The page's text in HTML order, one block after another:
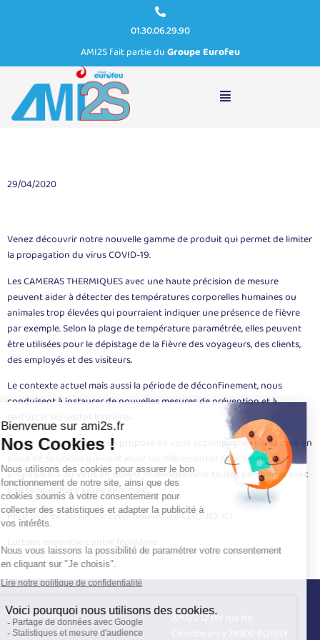
01.30.06.29.90
AMI2S fait partie duGroupe Eurofeu
29/04/2020
Venez découvrir notre nouvelle gamme de produit qui permet de limiter
la propagation du virus COVID-19.
Les CAMERAS THERMIQUES avec une haute précision de mesure
peuvent aider à détecter des températures corporelles humaines ou
animales trop élevées qui pourraient indiquer une présence de fièvre
par exemple. Selon la plage de température paramétrée, elles peuvent
être utilisées pour le dépistage de la fièvre des voyageurs, des clients,
des employés et des visiteurs.
Le contexte actuel mais aussi la période de déconfinement, nous
conduisent à instaurer de nouvelles mesures de prévention et à
Le Groupe EUROFEU vous propose de vous accompagner par la mise en
place de solutions qui vont jouer un rôle essentiel pour limiter la
propagation du virus en isolant immédiatement toutes personnes avec
une température jugée anormale.
Pour plus de détails sur cette nouveautéCLIQUEZ ICI
Sécurité incendie
Désenfumage mécanique
AMI2S 12 ter rue de